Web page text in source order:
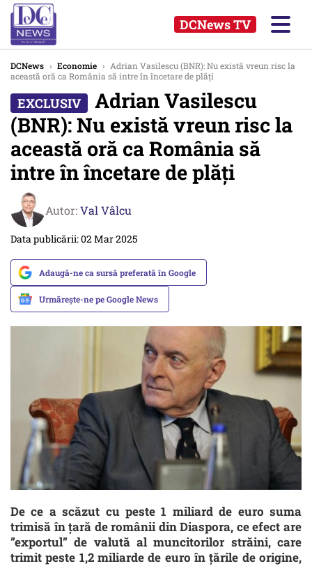
DCNews TV
DCNews › Economie › Adrian Vasilescu (BNR): Nu există vreun risc la
această oră ca România să intre în încetare de plăți
Adrian Vasilescu
(BNR): Nu există vreun risc la
această oră ca România să
intre în încetare de plăți
Autor:Val Vâlcu
Data publicării: 02 Mar 2025
Adaugă-ne ca sursă preferată în Google
Urmărește-ne pe Google News
De ce a scăzut cu peste 1 miliard de euro suma
trimisă în țară de românii din Diaspora, ce efect are
”exportul” de valută al muncitorilor străini, care
trimit peste 1,2 miliarde de euro în țările de origine,